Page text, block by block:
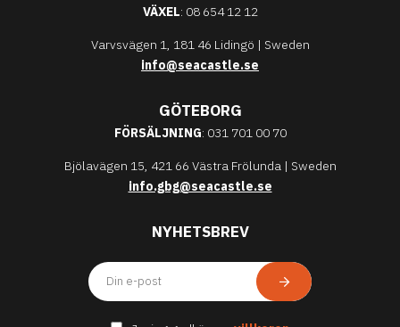
VÄXEL: 08 654 12 12
Varvsvägen 1, 181 46 Lidingö | Sweden
info@seacastle.se
GÖTEBORG
FÖRSÄLJNING: 031 701 00 70
Bjölavägen 15, 421 66 Västra Frölunda | Sweden
info.gbg@seacastle.se
NYHETSBREV